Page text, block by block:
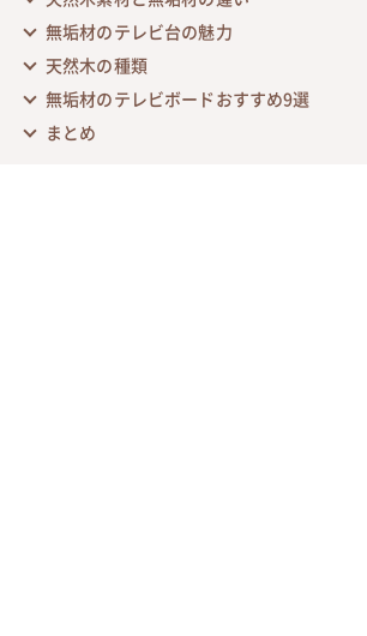
無垢材のテレビ台の魅力
天然木の種類
無垢材のテレビボードおすすめ9選
まとめ